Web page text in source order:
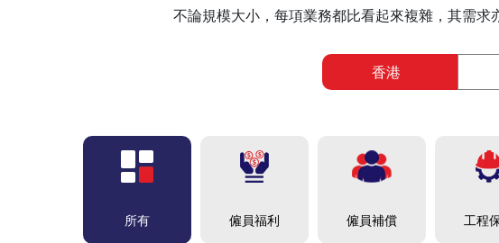
不論規模大小，每項業務都比看起來複雜，其需求
香港
所有 僱員福利 僱員補償 工程